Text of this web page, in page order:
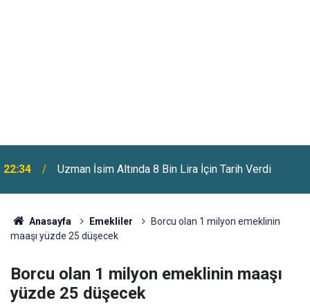
22:07
Benzine Bir Zam Daha Geliyor: Pazartesi Gecesi
Fiyatlar Değişecek
Anasayfa Emekliler
Borcu olan 1 milyon emeklinin
maaşı yüzde 25 düşecek
Borcu olan 1 milyon emeklinin maaşı
yüzde 25 düşecek